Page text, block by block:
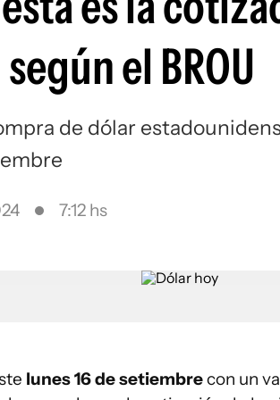
el BROU
de dólar
7:12 hs
lunes16 de setiembrecon un